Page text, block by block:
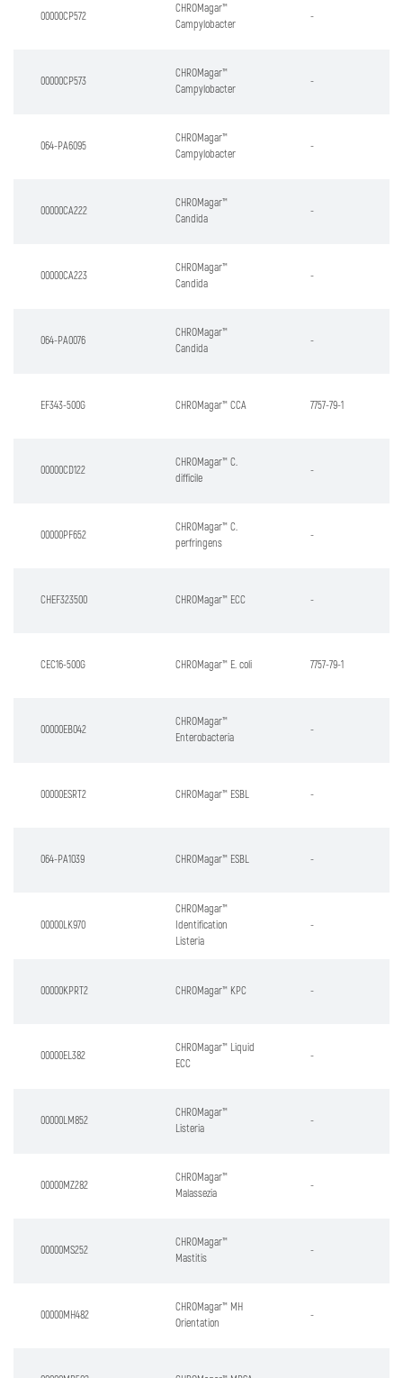
00000CP572
CHROMagar™
Campylobacter
-
00000CP573
CHROMagar™
Campylobacter
-
064-PA6095
CHROMagar™
Campylobacter
-
00000CA222
CHROMagar™
Candida
-
00000CA223
CHROMagar™
Candida
-
064-PA0076
CHROMagar™
Candida
-
EF343-500G CHROMagar™ CCA 7757-79-1
00000CD122
CHROMagar™ C.
difficile
-
00000PF652
CHROMagar™ C.
perfringens
-
CHEF323500 CHROMagar™ ECC -
CEC16-500G CHROMagar™ E. coli 7757-79-1
00000EB042
CHROMagar™
Enterobacteria
-
00000ESRT2 CHROMagar™ ESBL -
064-PA1039 CHROMagar™ ESBL -
00000LK970
CHROMagar™
Identification
Listeria
-
00000KPRT2 CHROMagar™ KPC -
00000EL382
CHROMagar™ Liquid
ECC
-
00000LM852
CHROMagar™
Listeria
-
00000MZ282
CHROMagar™
Malassezia
-
00000MS252
CHROMagar™
Mastitis
-
00000MH482
CHROMagar™ MH
Orientation
-